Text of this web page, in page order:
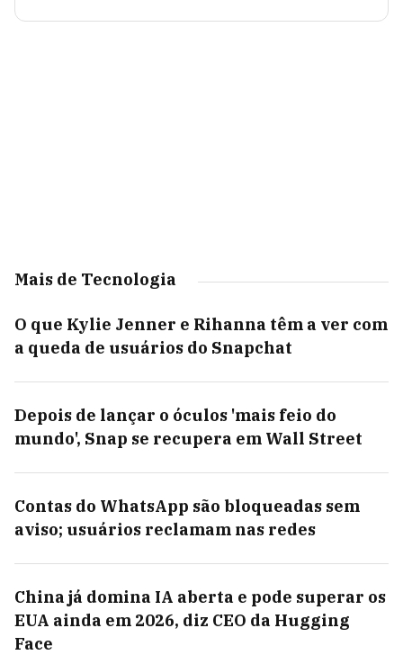
Mais de Tecnologia
O que Kylie Jenner e Rihanna têm a ver com
a queda de usuários do Snapchat
Depois de lançar o óculos 'mais feio do
mundo', Snap se recupera em Wall Street
Contas do WhatsApp são bloqueadas sem
aviso; usuários reclamam nas redes
China já domina IA aberta e pode superar os
EUA ainda em 2026, diz CEO da Hugging
Face